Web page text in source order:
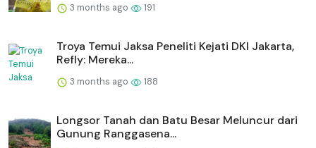
3 months ago 191
Troya Temui Jaksa Peneliti Kejati DKI Jakarta,
Refly: Mereka...
3 months ago 188
Longsor Tanah dan Batu Besar Meluncur dari
Gunung Ranggasena...